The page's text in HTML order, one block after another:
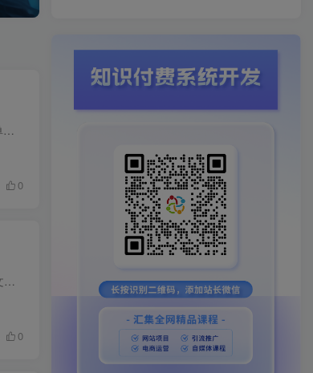
团队3年AI实战经验，教你开拼多多简历/PPT代写店！ 核心优势：不用自己写，我们提供AI写手团，你手机接单派单、纯赚差价 借力2026风口旺季，轻资产、零技术、轻松成交。 【核心目录】 1. 多多AI...
0
本课程专为小红书饰品赛道单品电商打造，从开营基础、店铺开通、精准选品开始，系统讲解笔记封面制作、标题文案撰写、用户需求洞察与差异化竞争策略。课程包含三方工具绑定、AI 高效运营、品类...
0